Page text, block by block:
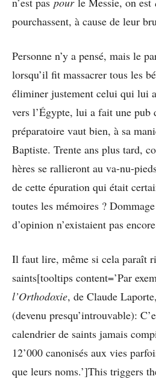
pourchassent, à cause de leur
Personne n’y a pensé, mais le
lorsqu’il fit massacrer tous les
éliminer justement celui qui lui
vers l’Égypte, lui a fait une pub
préparatoire vaut bien, à sa
Baptiste. Trente ans plus tard,
hères se rallieront au va-nu-
de cette épuration qui était
toutes les mémoires ?
d’opinion n’existaient pas
Il faut lire, même si cela paraît
saints[tooltips content=’Par
l’Orthodoxie, de Claude
(devenu presqu’introuvable):
calendrier de saints jamais
12’000 canonisés aux vies
que leurs noms.’]This triggers